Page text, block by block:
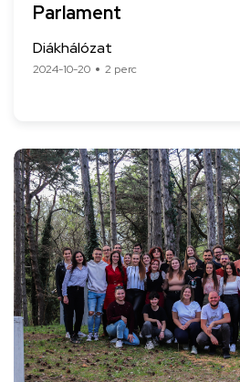
Parlament
Diákhálózat
2024-10-20 2 perc